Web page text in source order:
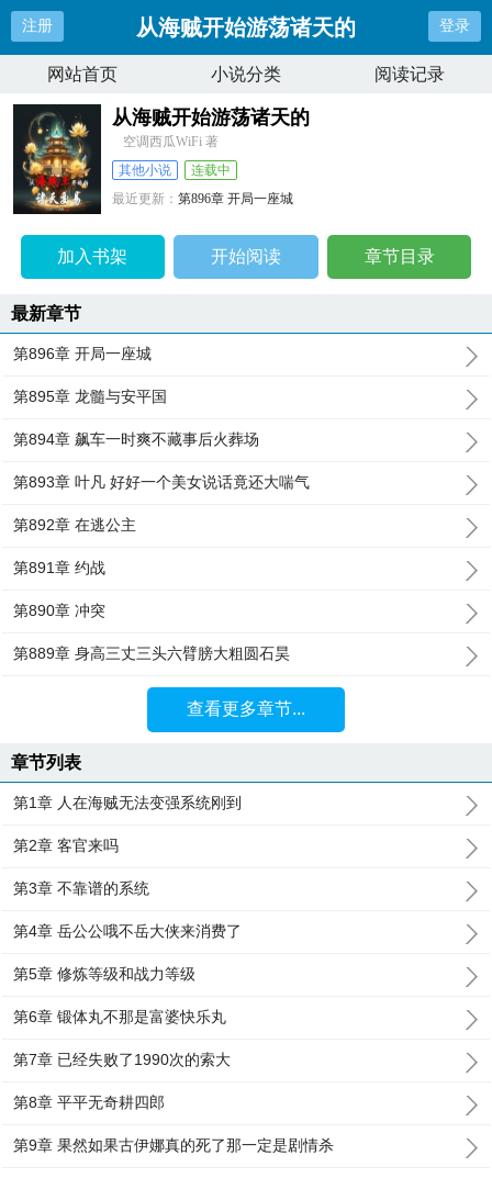
注册 从海贼开始游荡诸天的 登录
网站首页 小说分类 阅读记录
从海贼开始游荡诸天的
空调西瓜WiFi 著
其他小说
连载中
最近更新：第896章 开局一座城
加入书架 开始阅读 章节目录
最新章节
第896章 开局一座城
第895章 龙髓与安平国
第894章 飙车一时爽不藏事后火葬场
第893章 叶凡 好好一个美女说话竟还大喘气
第892章 在逃公主
第891章 约战
第890章 冲突
第889章 身高三丈三头六臂膀大粗圆石昊
查看更多章节...
章节列表
第1章 人在海贼无法变强系统刚到
第2章 客官来吗
第3章 不靠谱的系统
第4章 岳公公哦不岳大侠来消费了
第5章 修炼等级和战力等级
第6章 锻体丸不那是富婆快乐丸
第7章 已经失败了1990次的索大
第8章 平平无奇耕四郎
第9章 果然如果古伊娜真的死了那一定是剧情杀